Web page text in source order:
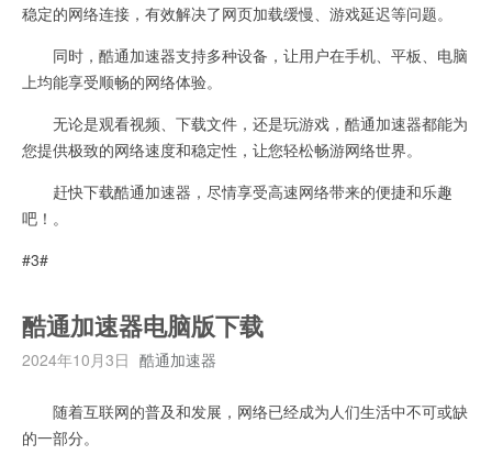
稳定的网络连接，有效解决了网页加载缓慢、游戏延迟等问题。
同时，酷通加速器支持多种设备，让用户在手机、平板、电脑
上均能享受顺畅的网络体验。
无论是观看视频、下载文件，还是玩游戏，酷通加速器都能为
您提供极致的网络速度和稳定性，让您轻松畅游网络世界。
赶快下载酷通加速器，尽情享受高速网络带来的便捷和乐趣
吧！。
#3#
酷通加速器电脑版下载
2024年10月3日 酷通加速器
随着互联网的普及和发展，网络已经成为人们生活中不可或缺
的一部分。